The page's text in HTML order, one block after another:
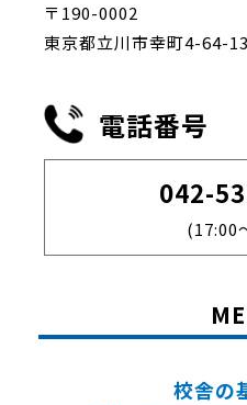
〒190-0002
東京都立川市幸町4-64-13
電話番号
042-
(17:00
校舎の